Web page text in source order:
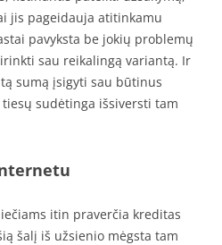
jis pageidauja atitinkamu
pavyksta be jokių problemų
sau reikalingą variantą. Ir
sumą įsigyti sau būtinus
sudėtinga išsiversti tam
itin praverčia kreditas
šalį iš užsienio mėgsta tam